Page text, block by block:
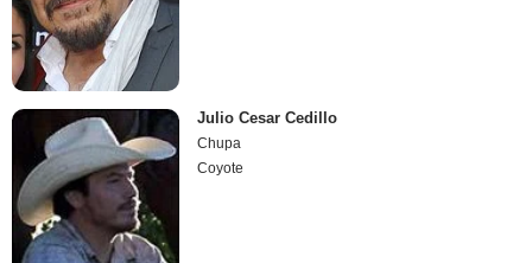
Julio Cesar Cedillo
Chupa
Coyote